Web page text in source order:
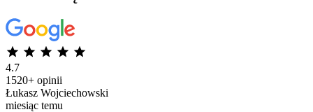
4.7
1520+ opinii
Łukasz Wojciechowski
miesiąc temu